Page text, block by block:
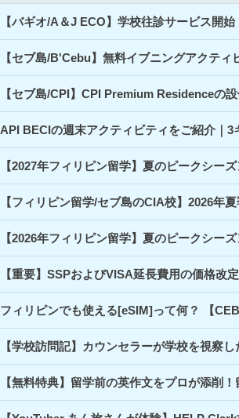
【バギオ/A＆J ECO】学校往診サービス開
【セブ島/B'Cebu】無料イブニングアクテ
【セブ島/CPI】CPI Premium Residenceの
API BECIの週末アクティビティをご紹介｜
【2027年フィリピン留学】夏のピークシー
【フィリピン留学/セブ島のCIA校】2026年
【2026年フィリピン留学】夏のピークシー
【重要】SSPおよびVISA延長費用の価格改
フィリピンでも使える[eSIM]って何？ 【
【学校訪問記】カウンセラーが学校を視察
【無料特典】留学前の英作文をプロが添削